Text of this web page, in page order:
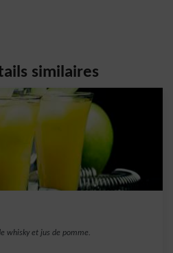
similaires
whisky et jus de pomme.